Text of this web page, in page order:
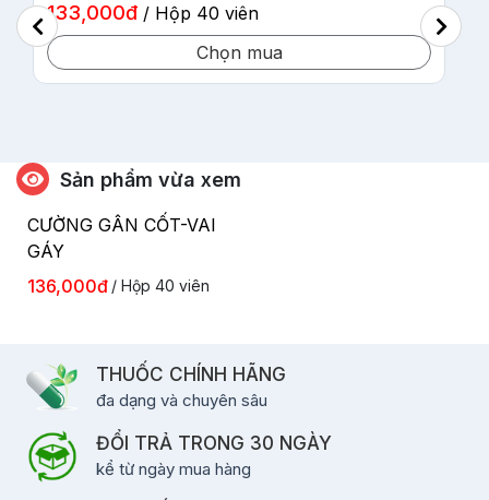
150,000đ/ Hộp 40 viên
Chọn mua
Sản phẩm vừa xem
CƯỜNG GÂN CỐT-VAI
GÁY
136,000đ / Hộp 40 viên
THUỐC CHÍNH HÃNG
đa dạng và chuyên sâu
ĐỔI TRẢ TRONG 30 NGÀY
kể từ ngày mua hàng